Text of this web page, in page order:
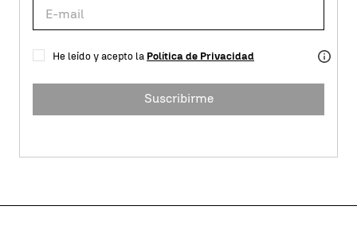
He leído y acepto la Política de Privacidad
Suscribirme